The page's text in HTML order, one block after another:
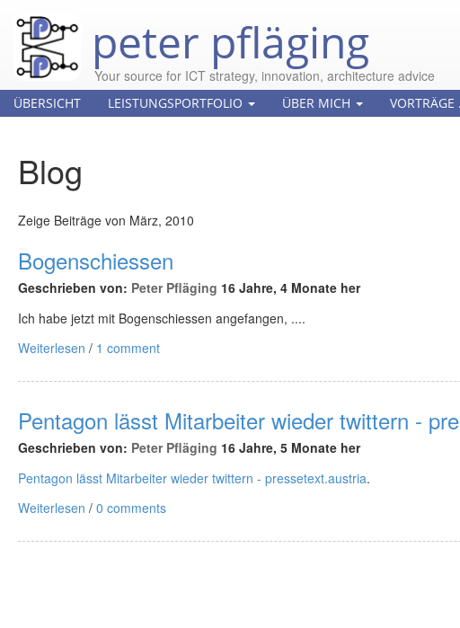
peter pfläging
Your source for ICT strategy, innovation, architecture advice
ÜBERSICHT LEISTUNGSPORTFOLIO ÜBER MICH VORTRÄGE
Blog
Zeige Beiträge von März, 2010
Bogenschiessen
Geschrieben von: Peter Pfläging 16 Jahre, 4 Monate her
Ich habe jetzt mit Bogenschiessen angefangen, ....
Weiterlesen / 1 comment
Pentagon lässt Mitarbeiter wieder twittern -
Geschrieben von: Peter Pfläging 16 Jahre, 5 Monate her
Pentagon lässt Mitarbeiter wieder twittern - pressetext.austria.
Weiterlesen / 0 comments